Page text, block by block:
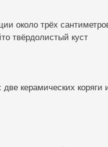
около трёх
твёрдолистый куст
керамических коряги